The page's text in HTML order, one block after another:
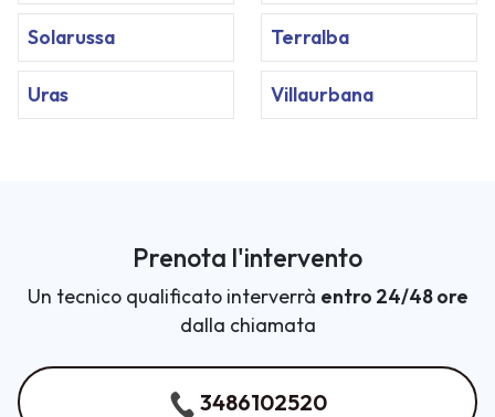
Solarussa Terralba
Uras Villaurbana
Prenota l'intervento
Un tecnico qualificato interverrà entro 24/48 ore
dalla chiamata
3486102520